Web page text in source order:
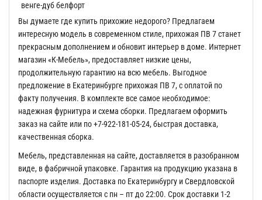
венге-дуб белфорт
Вы думаете где купить прихожие недорого? Предлагаем
интересную модель в современном стиле, прихожая ПВ 7 станет
прекрасным дополнением и обновит интерьер в доме. Интернет
магазин «К-Мебель», предоставляет низкие цены,
продолжительную гарантию на всю мебель. Выгодное
предложение в Екатеринбурге прихожая ПВ 7, с оплатой по
факту получения. В комплекте все самое необходимое:
надежная фурнитура и схема сборки. Предлагаем оформить
заказ на сайте или по +7-922-181-05-24, быстрая доставка,
качественная сборка.
Мебель, представленная на сайте, доставляется в разобранном
виде, в фабричной упаковке. Гарантия на продукцию указана в
паспорте изделия. Доставка по Екатеринбургу и Свердловской
области осуществляется с пн – пт до 22:00. Срок доставки 1-2